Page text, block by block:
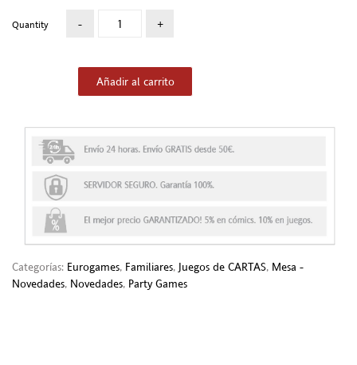
Quantity
Añadir al carrito
Categorías: Eurogames, Familiares, Juegos de CARTAS, Mesa -
Novedades, Novedades, Party Games